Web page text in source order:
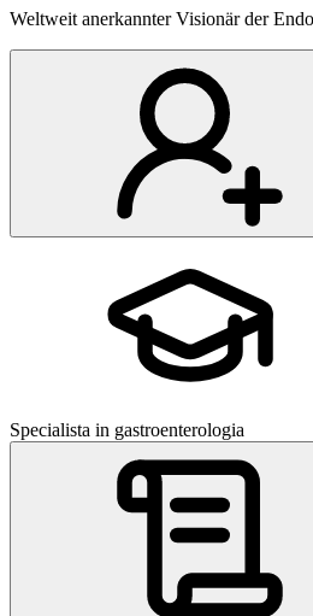
Weltweit anerkannter Visionär der
Specialista in gastroenterologia